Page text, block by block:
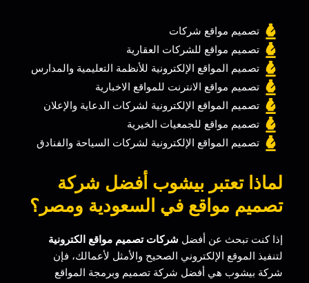
تصميم مواقع شركات
تصميم مواقع للشركات العقارية
تصميم المواقع الإلكترونية للأنظمة التعليمية والمدارس
تصميم مواقع الانترنت للمواقع الاخبارية
تصميم المواقع الإلكترونية لشركات الدعاية والإعلان
تصميم مواقع للجمعيات الخيرية
تصميم المواقع الإلكترونية لشركات السياحة والفنادق
لماذا تعتبر بيشوب أفضل شركة
تصميم مواقع في السعودية ومصر؟
إذا كنت تبحث عن أفضل شركات تصميم مواقع الكترونية
لتنفيذ الموقع الإلكتروني الصحيح والأمثل لأعمالك، فإن
شركة بيشوب هي أفضل شركة تصميم وبرمجة المواقع